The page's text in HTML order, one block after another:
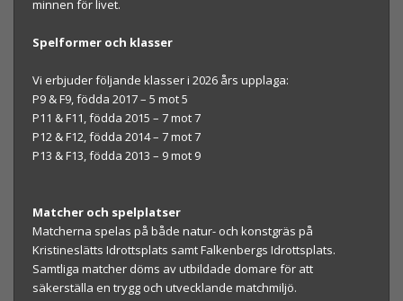
minnen för livet.
Spelformer och klasser
Vi erbjuder följande klasser i 2026 års upplaga:
P9 & F9, födda 2017 – 5 mot 5
P11 & F11, födda 2015 – 7 mot 7
P12 & F12, födda 2014 – 7 mot 7
P13 & F13, födda 2013 – 9 mot 9
Matcher och spelplatser
Matcherna spelas på både natur- och konstgräs på
Kristineslätts Idrottsplats samt Falkenbergs Idrottsplats.
Samtliga matcher döms av utbildade domare för att
säkerställa en trygg och utvecklande matchmiljö.